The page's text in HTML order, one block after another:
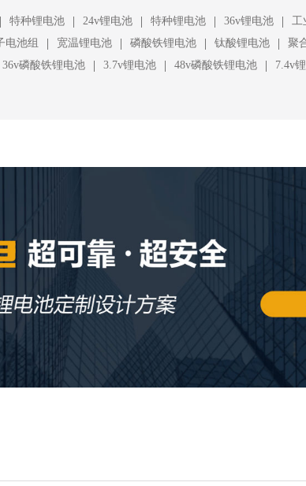
| 特种锂电池 | 24v锂电池 | 特种锂电池 | 36v锂电池 | 工
电池组 | 宽温锂电池 | 磷酸铁锂电池 | 钛酸锂电池 | 聚
36v磷酸铁锂电池 | 3.7v锂电池 | 48v磷酸铁锂电池 | 7.4v